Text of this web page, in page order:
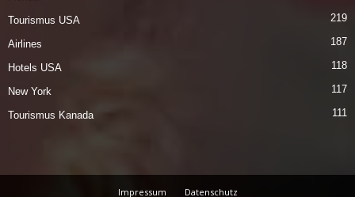
Tourismus USA 219
Airlines 187
Hotels USA 118
New York 117
Tourismus Kanada 111
Impressum Datenschutz